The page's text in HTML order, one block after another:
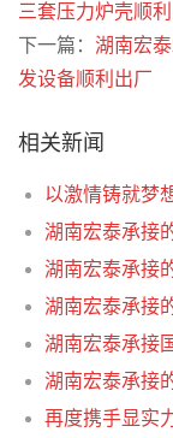
三套压力炉壳顺
下一篇： 湖南宏
发设备顺利出厂
相关新闻